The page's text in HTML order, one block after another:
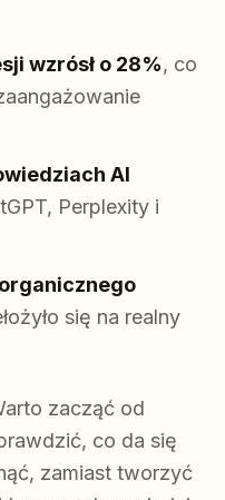
wzrósł o 28%, co
AI
Perplexity i
się na realny
zacząć od
co da się
zamiast tworzyć